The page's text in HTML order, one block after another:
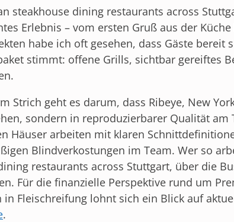
steakhouse dining restaurants across
Erlebnis – vom ersten Gruß aus der
habe ich oft gesehen, dass Gäste bereit
stimmt: offene Grills, sichtbar gereiftes
Strich geht es darum, dass Ribeye, New
sondern in reproduzierbarer Qualität am
Häuser arbeiten mit klaren
Blindverkostungen im Team. Wer so
restaurants across Stuttgart, über die
Für die finanzielle Perspektive rund um
in Fleischreifung lohnt sich ein Blick auf
.